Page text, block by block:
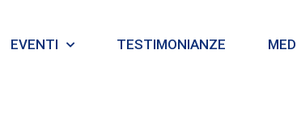
EVENTI TESTIMONIANZE